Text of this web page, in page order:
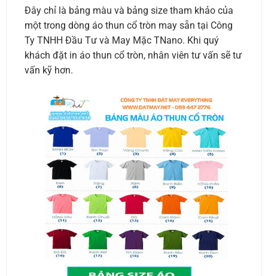
Đây chỉ là bảng màu và bảng size tham khảo của
một trong dòng áo thun cổ tròn may sẵn tại Công
Ty TNHH Đầu Tư và May Mặc TNano. Khi quý
khách đặt in áo thun cổ tròn, nhân viên tư vấn sẽ tư
vấn kỹ hơn.